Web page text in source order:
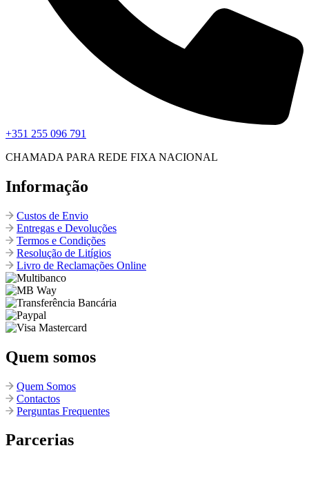
+351 255 096 791
CHAMADA PARA REDE FIXA NACIONAL
Informação
Custos de Envio
Entregas e Devoluções
Termos e Condições
Resolução de Litígios
Livro de Reclamações Online
Quem somos
Quem Somos
Contactos
Perguntas Frequentes
Parcerias